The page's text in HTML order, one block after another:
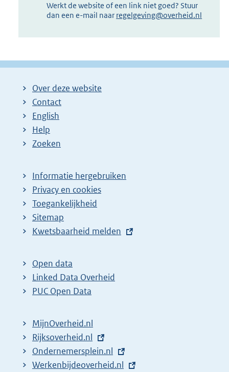
Werkt de website of een link niet goed? Stuur
dan een e-mail naar regelgeving@overheid.nl
Over deze website
Contact
English
Help
Zoeken
Informatie hergebruiken
Privacy en cookies
Toegankelijkheid
Sitemap
E
t
e
r
l
i
n
k
Kwetsbaarheid melden
Open data
Linked Data Overheid
PUC Open Data
MijnOverheid.nl
E
x
t
Rijksoverheid.nl
E
x
Ondernemersplein.nl
E
Werkenbijdeoverheid.nl